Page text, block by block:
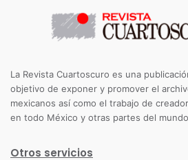
La Revista Cuartoscuro es una
objetivo de exponer y promover el
mexicanos así como el trabajo de
en todo México y otras partes del
Otros servicios